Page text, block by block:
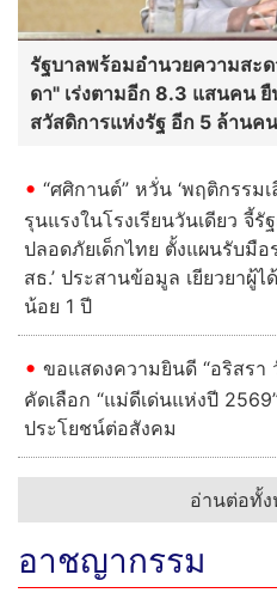
รัฐบาลพร้อมอำนวยความสะ
ดา" เร่งตามอีก 8.3 แสนคน
สวัสดิการแห่งรัฐ อีก 5 ล้าน
“ศศิกานต์” หวั่น ‘พฤติกรรม
รุนแรงในโรงเรียนวันเดียว จี้รั
ปลอดภัยเด็กไทย ตั้งแผนรับมือ
สธ.’ ประสานข้อมูล เยียวยาผู้
น้อย 1 ปี
ขอแสดงความยินดี “อริสรา
คัดเลือก “แม่ดีเด่นแห่งปี
ประโยชน์ต่อสังคม
อ่านต่อทั้
อาชญากรรม